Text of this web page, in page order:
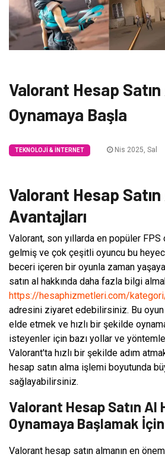
Valorant Hesap Satın
Oynamaya Başla
TEKNOLOJI & İNTERNET Nis 2025, Sal
Valorant Hesap Satın
Avantajları
Valorant, son yıllarda en popüler FPS
gelmiş ve çok çeşitli oyuncu bu
beceri içeren bir oyunla zaman
satın al hakkında daha fazla bilgi
https://hesaphizmetleri.com/
adresini ziyaret edebilirsiniz. Bu oyun
elde etmek ve hızlı bir şekilde
isteyenler için bazı yollar ve
Valorant'ta hızlı bir şekilde adım
hesap satın alma işlemi boyutunda
sağlayabilirsiniz.
Valorant Hesap Satın Al
Oynamaya Başlamak
Valorant hesap satın almanın en